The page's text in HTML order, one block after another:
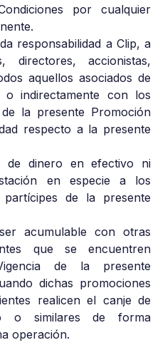
por cualquier
responsabilidad a Clip, a
directores, accionistas,
aquellos asociados de
indirectamente con los
la presente Promoción
respecto a la presente
de dinero en efectivo ni
en especie a los
de la presente
acumulable con otras
que se encuentren
de la presente
dichas promociones
realicen el canje de
o similares de forma
operación.